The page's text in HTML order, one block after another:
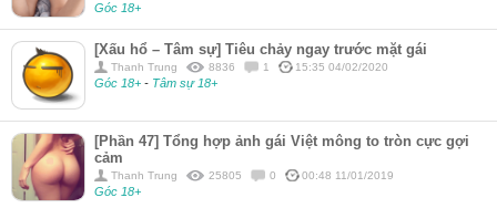
Góc 18+
[Xấu hổ – Tâm sự] Tiêu chảy ngay trước mặt gái
Thanh Trung 8836 1 15:35 04/02/2020
Góc 18+ - Tâm sự 18+
[Phần 47] Tổng hợp ảnh gái Việt mông to tròn cực gợi
cảm
Thanh Trung 25805 0 00:48 11/01/2019
Góc 18+